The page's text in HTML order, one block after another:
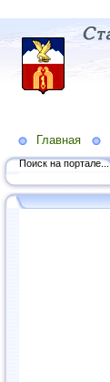
Главная
Поиск на портале...